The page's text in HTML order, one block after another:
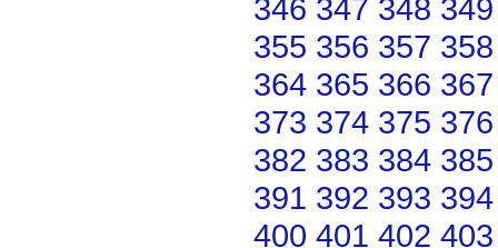
346 347 348 349
355 356 357 358
364 365 366 367
373 374 375 376
382 383 384 385
391 392 393 394
400 401 402 403